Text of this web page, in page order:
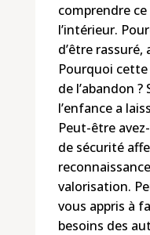
comprendre
l’intérieur.
d’être rassuré,
Pourquoi
de l’abandon ?
l’enfance a
Peut-être
de sécurité
valorisation.
vous appris à
besoins des